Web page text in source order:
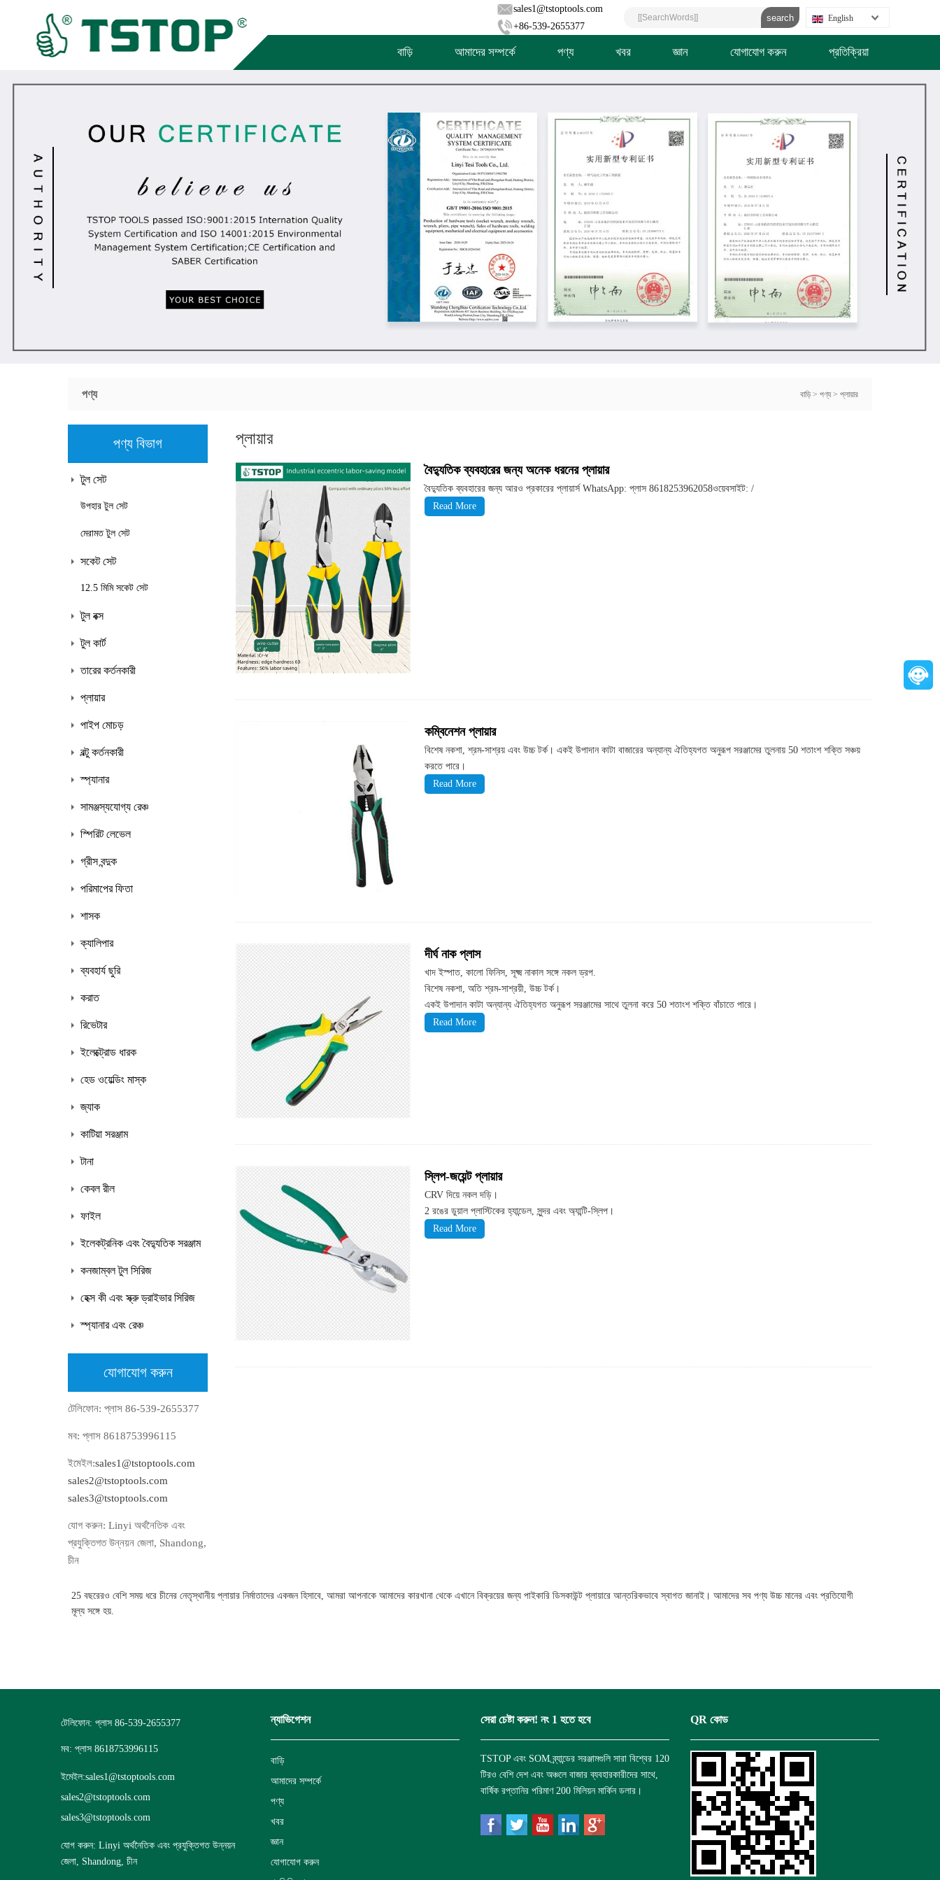
sales1@tstoptools.com
+86-539-2655377
English
বাড়ি আমাদের সম্পর্কে পণ্য খবর জ্ঞান যোগাযোগ করুন প্রতিক্রিয়া
পণ্য বাড়ি> পণ্য > প্লায়ার
পণ্য বিভাগ
টুল সেট
উপহার টুল সেট
মেরামত টুল সেট
সকেট সেট
12.5 মিমি সকেট সেট
টুল বক্স
টুল কার্ট
তারের কর্তনকারী
প্লায়ার
পাইপ মোচড়
বল্টু কর্তনকারী
স্প্যানার
সামঞ্জস্যযোগ্য রেঞ্চ
স্পিরিট লেভেল
গ্রীস বন্দুক
পরিমাপের ফিতা
শাসক
ক্যালিপার
ব্যবহার্য ছুরি
করাত
রিভেটার
ইলেক্ট্রোড ধারক
হেড ওয়েল্ডিং মাস্ক
জ্যাক
কাটিয়া সরঞ্জাম
টানা
কেবল রীল
ফাইল
ইলেকট্রনিক এবং বৈদ্যুতিক সরঞ্জাম
কনজাম্বল টুল সিরিজ
হেক্স কী এবং স্ক্রু ড্রাইভার সিরিজ
স্প্যানার এবং রেঞ্চ
যোগাযোগ করুন
টেলিফোন: প্লাস 86-539-2655377
মব: প্লাস 8618753996115
ইমেইল:sales1@tstoptools.com
sales2@tstoptools.com
sales3@tstoptools.com
যোগ করুন: Linyi অর্থনৈতিক এবং
প্রযুক্তিগত উন্নয়ন জেলা, Shandong,
চীন
প্লায়ার
বৈদ্যুতিক ব্যবহারের জন্য অনেক ধরনের প্লায়ার
বৈদ্যুতিক ব্যবহারের জন্য আরও প্রকারের প্লায়ার্স WhatsApp: প্লাস 8618253962058ওয়েবসাইট: /
Read More
কম্বিনেশন প্লায়ার
বিশেষ নকশা, শ্রম-সাশ্রয় এবং উচ্চ টর্ক। একই উপাদান কাটা বাজারের অন্যান্য ঐতিহ্যগত অনুরূপ সরঞ্জামের তুলনায় 50 শতাংশ শক্তি সঞ্চয়
করতে পারে।
Read More
দীর্ঘ নাক প্লাস
খাদ ইস্পাত, কালো ফিনিস, সূক্ষ্ম নাকাল সঙ্গে নকল ড্রপ.
বিশেষ নকশা, অতি শ্রম-সাশ্রয়ী, উচ্চ টর্ক।
একই উপাদান কাটা অন্যান্য ঐতিহ্যগত অনুরূপ সরঞ্জামের সাথে তুলনা করে 50 শতাংশ শক্তি বাঁচাতে পারে।
Read More
স্লিপ-জয়েন্ট প্লায়ার
CRV দিয়ে নকল দড়ি।
2 রঙের ডুয়াল প্লাস্টিকের হ্যান্ডেল, সুন্দর এবং অ্যান্টি-স্লিপ।
Read More
25 বছরেরও বেশি সময় ধরে চীনের নেতৃস্থানীয় প্লায়ার নির্মাতাদের একজন হিসাবে, আমরা আপনাকে আমাদের কারখানা থেকে এখানে বিক্রয়ের জন্য পাইকারি ডিসকাউন্ট প্লায়ারে আন্তরিকভাবে স্বাগত জানাই। আমাদের সব পণ্য উচ্চ মানের এবং প্রতিযোগী
মূল্য সঙ্গে হয়.
টেলিফোন: প্লাস 86-539-2655377
মব: প্লাস 8618753996115
ইমেইল:sales1@tstoptools.com
sales2@tstoptools.com
sales3@tstoptools.com
যোগ করুন: Linyi অর্থনৈতিক এবং প্রযুক্তিগত উন্নয়ন
জেলা, Shandong, চীন
ন্যাভিগেশন
বাড়ি
আমাদের সম্পর্কে
পণ্য
খবর
জ্ঞান
যোগাযোগ করুন
সেরা চেষ্টা করুন! নং 1 হতে হবে
TSTOP এবং SOM ব্র্যান্ডের সরঞ্জামগুলি সারা বিশ্বের 120
টিরও বেশি দেশ এবং অঞ্চলে বাজার ব্যবহারকারীদের সাথে,
বার্ষিক রপ্তানির পরিমাণ 200 মিলিয়ন মার্কিন ডলার।
QR কোড